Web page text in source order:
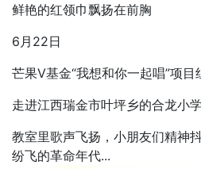
鲜艳的红领巾飘扬在前胸
6月22日
芒果V基金“我想和你一起唱”项目
走进江西瑞金市叶坪乡的合龙小学
教室里歌声飞扬，小朋友们精神
纷飞的革命年代...